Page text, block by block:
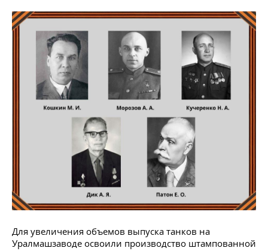
Для увеличения объемов выпуска танков на
Уралмашзаводе освоили производство штампованной